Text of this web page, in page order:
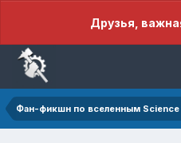
Друзья,
Фан-фикшн по вселенным